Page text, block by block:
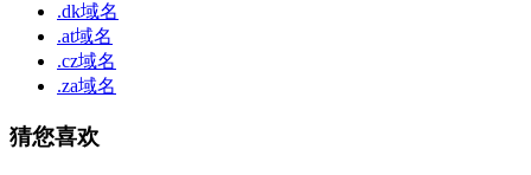
.dk域名
.at域名
.cz域名
.za域名
猜您喜欢